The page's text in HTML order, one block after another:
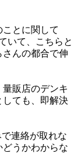
とに関して
いて、こちらと
んの都合で伸
販店のデンキ
しても、即解決
連絡が取れな
うかわからな